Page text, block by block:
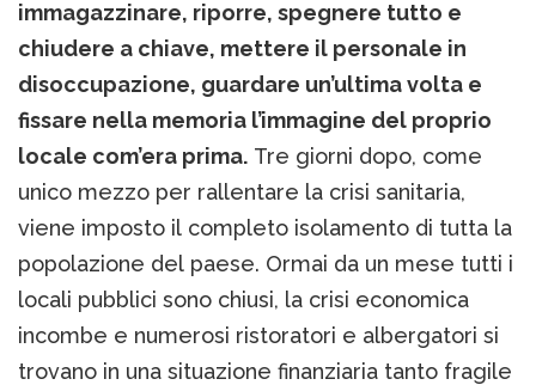
immagazzinare, riporre, spegnere tutto e
chiudere a chiave, mettere il personale in
disoccupazione, guardare un’ultima volta e
fissare nella memoria l’immagine del proprio
locale com’era prima. Tre giorni dopo, come
unico mezzo per rallentare la crisi sanitaria,
viene imposto il completo isolamento di tutta la
popolazione del paese. Ormai da un mese tutti i
locali pubblici sono chiusi, la crisi economica
incombe e numerosi ristoratori e albergatori si
trovano in una situazione finanziaria tanto fragile